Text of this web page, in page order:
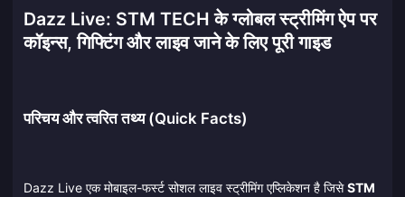
Dazz Live: STM TECH के ग्लोबल स्ट्रीमिंग ऐप पर
कॉइन्स, गिफ्टिंग और लाइव जाने के लिए पूरी गाइड
परिचय और त्वरित तथ्य (Quick Facts)
Dazz Live एक मोबाइल-फर्स्ट सोशल लाइव स्ट्रीमिंग एप्लिकेशन है जिसेSTM